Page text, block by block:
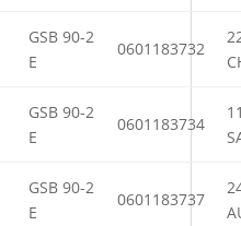
GSB 90-2
E
0601183732
GSB 90-2
E
0601183734
GSB 90-2
E
0601183737